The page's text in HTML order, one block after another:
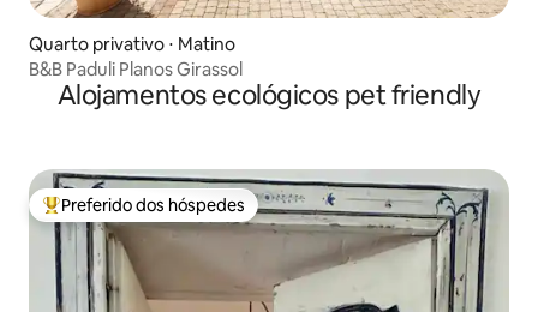
Quarto privativo ⋅ Matino
B&B Paduli Planos Girassol
Alojamentos ecológicos pet friendly
Entre os melhores preferidos dos hóspedes
Preferido dos hóspedes